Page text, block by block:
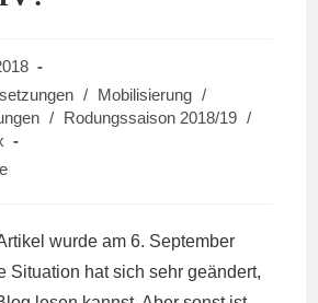
/ Mobilisierung /
/ Rodungssaison 2018/19 /
wurde am 6. September
Situation hat sich sehr geändert,